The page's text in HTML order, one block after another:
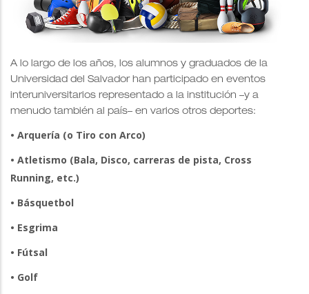
A lo largo de los años, los alumnos y graduados de la
Universidad del Salvador han participado en eventos
interuniversitarios representado a la institución –y a
menudo también al país– en varios otros deportes:
• Arquería (o Tiro con Arco)
• Atletismo (Bala, Disco, carreras de pista, Cross
Running, etc.)
• Básquetbol
• Esgrima
• Fútsal
• Golf